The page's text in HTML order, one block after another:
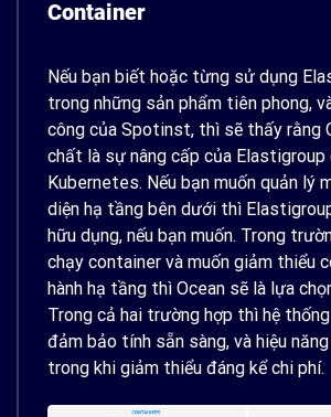
Container
Nếu bạn biết hoặc từng sử dụng
trong những sản phẩm tiên phong,
công của Spotinst, thì sẽ thấy rằng
chất là sự nâng cấp của Elastigroup
Kubernetes. Nếu bạn muốn quản lý
diện hạ tầng bên dưới thì
hữu dụng, nếu bạn muốn. Trong
chạy container và muốn giảm thiểu
hành hạ tầng thì Ocean sẽ là lựa
Trong cả hai trường hợp thì hệ
đảm bảo tính sẵn sàng, và hiệu
trong khi giảm thiểu đáng kể chi phí.